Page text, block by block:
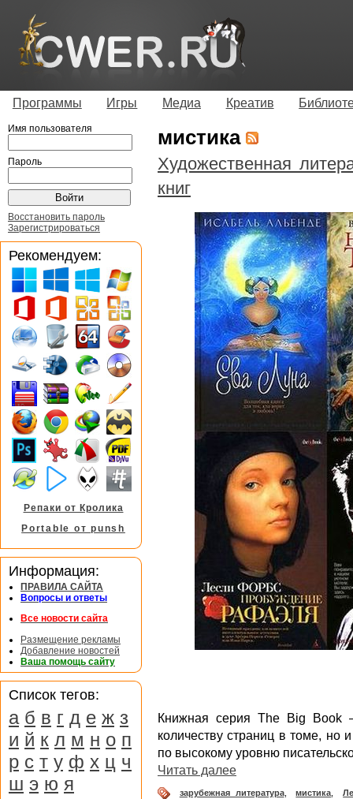
Программы Игры Медиа Креатив
мистика
Художественная
книг
Книжная серия The Big Book
количеству страниц в томе, но
по высокому уровню
Читать далее
зарубежная литература, мистика
Имя пользователя
Пароль
Восстановить пароль
Зарегистрироваться
Рекомендуем:
Репаки от Кролика
Portable от punsh
Информация:
ПРАВИЛА САЙТА
Вопросы и ответы
Все новости сайта
Размещение рекламы
Добавление новостей
Ваша помощь сайту
Список тегов:
а б в г д е ж з
и й к л м н о п
р с т у ф х ц ч
ш э ю я